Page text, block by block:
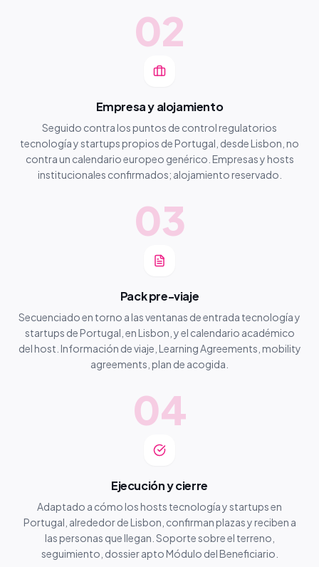
02
Empresa y alojamiento
Seguido contra los puntos de control regulatorios
tecnología y startups propios de Portugal, desde Lisbon, no
contra un calendario europeo genérico. Empresas y hosts
institucionales confirmados; alojamiento reservado.
03
Pack pre-viaje
Secuenciado en torno a las ventanas de entrada tecnología y
startups de Portugal, en Lisbon, y el calendario académico
del host. Información de viaje, Learning Agreements, mobility
agreements, plan de acogida.
04
Ejecución y cierre
Adaptado a cómo los hosts tecnología y startups en
Portugal, alrededor de Lisbon, confirman plazas y reciben a
las personas que llegan. Soporte sobre el terreno,
seguimiento, dossier apto Módulo del Beneficiario.